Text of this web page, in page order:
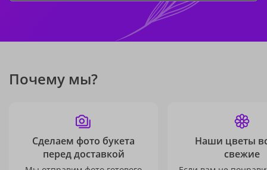
Почему мы?
Сделаем фото букета
перед доставкой
Наши цветы
свежие